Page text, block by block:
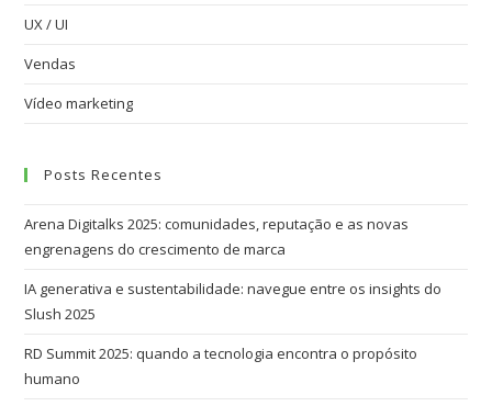
UX / UI
Vendas
Vídeo marketing
Posts Recentes
Arena Digitalks 2025: comunidades, reputação e as novas
engrenagens do crescimento de marca
IA generativa e sustentabilidade: navegue entre os insights do
Slush 2025
RD Summit 2025: quando a tecnologia encontra o propósito
humano